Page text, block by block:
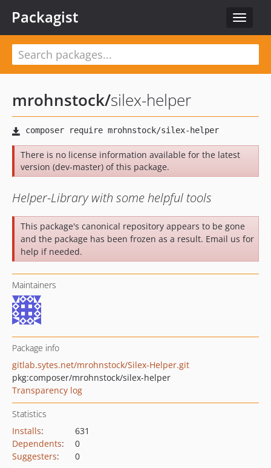
Toggle
Packagist
mrohnstock/silex-helper
There is no license information available for the latest
version (dev-master) of this package.
Helper-Library with some helpful tools
This package's canonical repository appears to be gone
and the package has been frozen as a result. Email us for
help if needed.
Maintainers
Package info
gitlab.sytes.net/mrohnstock/Silex-Helper.git
pkg:composer/mrohnstock/silex-helper
Transparency log
Statistics
Installs:
631
Dependents:
0
Suggesters: 0